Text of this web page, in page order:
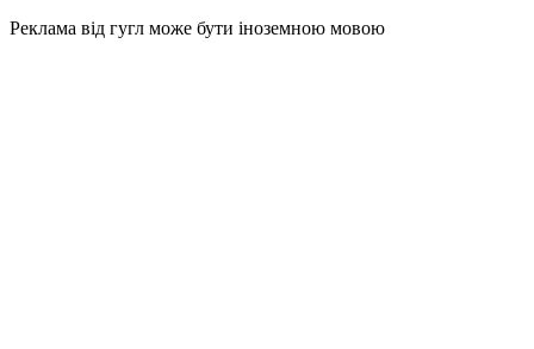
Pеклама від гугл може бути іноземною мовою